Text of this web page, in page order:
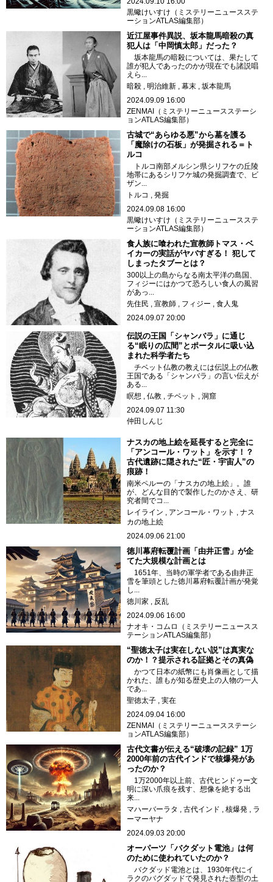
黒蠍けいすけ（ミステリーニュースステ
ーションATLAS編集部）
近江屋事件異説、坂本龍馬暗殺の真
犯人は「中岡慎太郎」だった？
坂本龍馬の暗殺については、果たして
誰が犯人であったのかが現在でも諸説唱
えら...
暗殺
明治維新 幕末
坂本龍馬
2024.09.09 16:00
ZENMAI（ミステリーニュースステーシ
ョンATLAS編集部）
古城で“あらゆる悪”から墓を護る
「魔除けの石板」が発掘される＝ト
ルコ
トルコ南部メルシン県シリフケの丘陵
地帯にあるシリフケ城の発掘調査で、ビ
ザン...
トルコ
発掘
2024.09.08 16:00
黒蠍けいすけ（ミステリーニュースステ
ーションATLAS編集部）
食人族に喰われた宣教師トマス・ベ
イカーの実話がヤバすぎる！ 犯して
しまったタブーとは？
300以上の島からなる南太平洋の島国、
フィジーにはかつて恐ろしい食人の風習
があっ...
先住民
宣教師 フィジー
食人鬼
2024.09.07 20:00
伝説の王国「シャンバラ」に通じ
る“眠りの広間”とポータルに吸い込
まれた科学者たち
チベット仏教の教えには伝説上の仏教
王国である「シャンバラ」の言い伝えが
ある...
瞑想
仏教 チベット
洞窟
2024.09.07 11:30
仲田しんじ
ナスカの地上絵を延長すると完全に
「アンコール・ワット」を示す！？
古代遺跡に隠された“匠・宇宙人”の
痕跡！
南米ペルーの「ナスカの地上絵」。誰
が、どんな目的で製作したのかさえ、研
究者間でコ...
レイライン
アンコール・ワット
ナス
カの地上絵
2024.09.06 21:00
徳川幕府転覆計画「由井正雪」が企
てた大規模な計画とは
1651年、当時の軍学者である由井正
雪を筆頭とした徳川幕府転覆計画が発覚
し...
徳川家
反乱
2024.09.06 16:00
ナオキ・コムロ（ミステリーニュースス
テーションATLAS編集部）
“聖徳太子は実在しない説”は真実な
のか！？提示される証拠とその真偽
かつて日本の紙幣にも肖像画として描
かれた、誰もが知る歴史上の人物の一人
であ...
聖徳太子
実在
2024.09.04 16:00
ZENMAI（ミステリーニュースステーシ
ョンATLAS編集部）
古代文書が伝える“破壊の記録” 1万
2000年前の古代インドで核爆発があ
ったのか？
1万2000年以上前、古代ヒンドゥー文
明に深い爪痕を残す、想像を絶する出
来...
マハーバーラタ
古代インド 核爆発
ラ
ーマーヤナ
2024.09.03 20:00
オーパーツ「バクダット電池」は何
のために使われていたのか？
バクダッド電池とは、1930年代にイ
ラクのバグダッドで発見された壺型の土